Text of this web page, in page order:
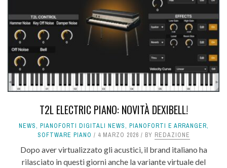
T2L ELECTRIC PIANO: NOVITÀ DEXIBELL!
NEWS, PIANOFORTI DIGITALI NEWS, PIANOFORTI E ARRANGER,
SOFTWARE PIANO
4 MARZO 2026 BY REDAZIONE
Dopo aver virtualizzato gli acustici, il brand italiano ha
rilasciato in questi giorni anche la variante virtuale del